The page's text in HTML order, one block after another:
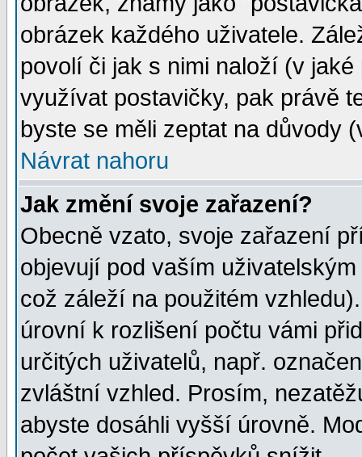
obrázek každého uživatele.
povolí či jak s nimi naloží (v
využívat postavičky, pak právě
byste se měli zeptat na důvody
Návrat nahoru
Jak změní svoje zařazení?
Obecně vzato, svoje zařazení
objevují pod vaším
což záleží na použitém
úrovní k rozlišení počtu vámi
určitých uživatelů, např.
zvláštní vzhled. Prosím,
abyste dosáhli vyšší úrovně.